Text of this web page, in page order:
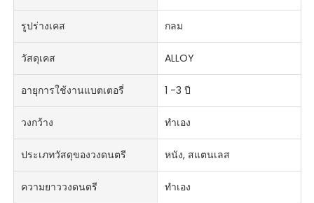
รูปร่างเคส กลม
วัสดุเคส ALLOY
อายุการใช้งานแบตเตอรี่ 1 -3 ปี
วงกว้าง ทำเอง
ประเภทวัสดุของวงดนตรี หนัง, สแตนเลส
ความยาววงดนตรี ทำเอง